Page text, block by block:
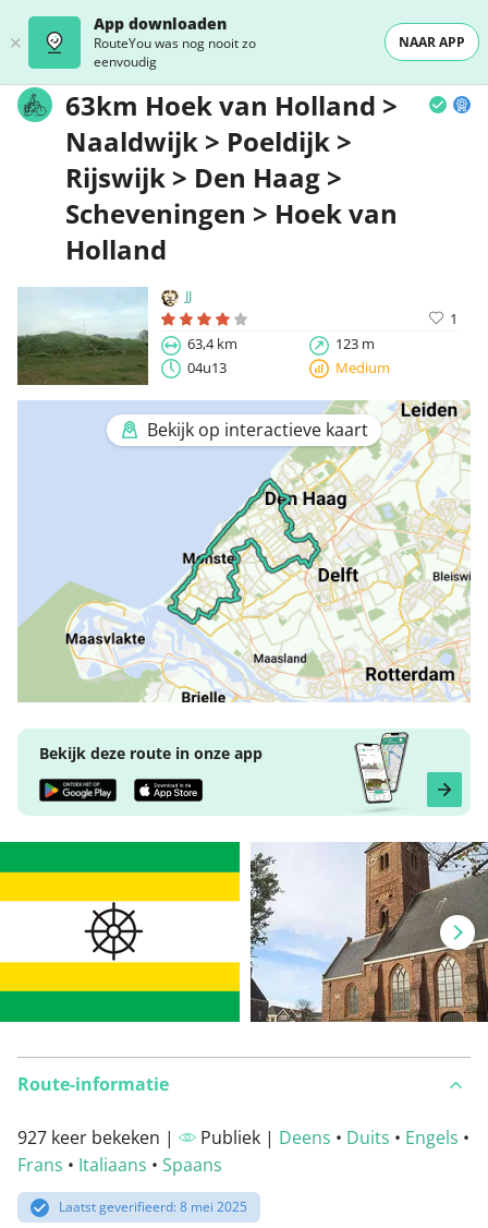
App downloaden
RouteYou was nog nooit zo
eenvoudig
NAAR APP
63km Hoek van Holland >
Naaldwijk > Poeldijk >
Rijswijk > Den Haag >
Scheveningen > Hoek van
Holland
JJ
1
63,4 km
123 m
04u13
Medium
Bekijk op interactieve kaart
Bekijk deze route in onze app
Route-informatie
927 keer bekeken | Publiek | Deens • Duits • Engels •
Frans • Italiaans • Spaans
Laatst geverifieerd: 8 mei 2025